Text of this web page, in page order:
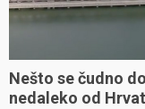
Nešto se čudno
nedaleko od